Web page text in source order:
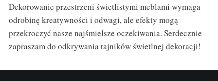
Dekorowanie przestrzeni świetlistymi meblami wymaga
odrobinę kreatywności i odwagi, ale efekty mogą
przekroczyć nasze najśmielsze oczekiwania. Serdecznie
zapraszam do odkrywania tajników świetlnej dekoracji!